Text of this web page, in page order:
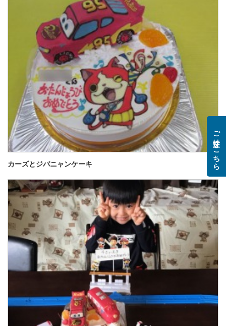
カーズとジバニャンケーキ ご注文はこちら